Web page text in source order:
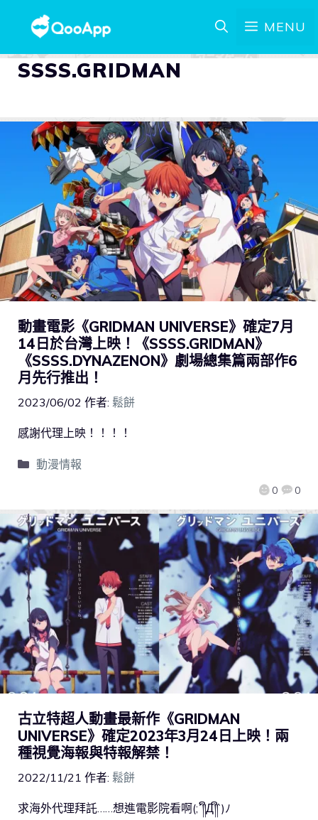
MENU
SSSS.GRIDMAN
動畫電影《GRIDMAN UNIVERSE》確定7月
14日於台灣上映！《SSSS.GRIDMAN》
《SSSS.DYNAZENON》劇場總集篇兩部作6
月先行推出！
2023/06/02 作者: 鬆餅
0 0
感謝代理上映！！！！
動漫情報
古立特超人動畫最新作《GRIDMAN
UNIVERSE》確定2023年3月24日上映！兩
種視覺海報與特報解禁！
2022/11/21 作者: 鬆餅
求海外代理拜託……想進電影院看啊(;´༎ຶД༎ຶ`)ﾉ